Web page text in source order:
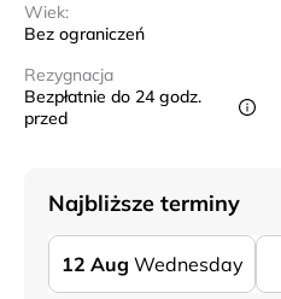
Wiek:
Bez ograniczeń
Rezygnacja
Bezpłatnie do 24 godz.
przed
Najbliższe terminy
12 Aug Wednesday